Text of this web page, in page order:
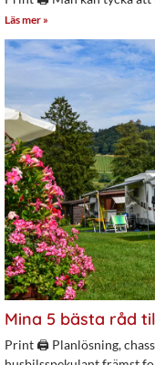
Läs mer »
Mina 5 bästa råd
Print 🖨 Planlösning,